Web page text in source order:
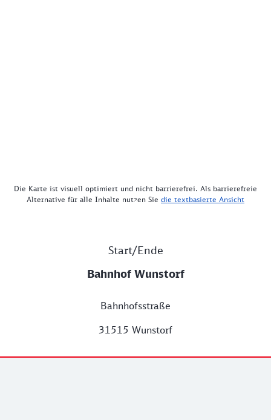
Die Karte ist visuell optimiert und nicht barrierefrei. Als barrierefreie
Alternative für alle Inhalte nutzen Sie die textbasierte Ansicht
Start/Ende
Bahnhof Wunstorf
Bahnhofsstraße
31515 Wunstorf